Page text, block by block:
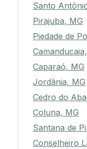
Santo
Pirajuba, MG
Piedade de
Caparaó, MG
Jordânia, MG
Cedro do
Coluna, MG
Santana de
Conselheiro